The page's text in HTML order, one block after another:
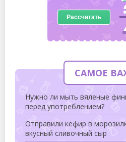
Рассчитать
САМОЕ
Нужно ли мыть вяленые
перед употреблением?
Отправили кефир в
вкусный сливочный сыр